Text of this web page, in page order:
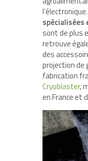
spécialisées
sont de plus
retrouve
des
projection de
fabrication
Cryoblaster,
en France et